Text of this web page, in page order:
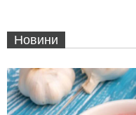
Новини